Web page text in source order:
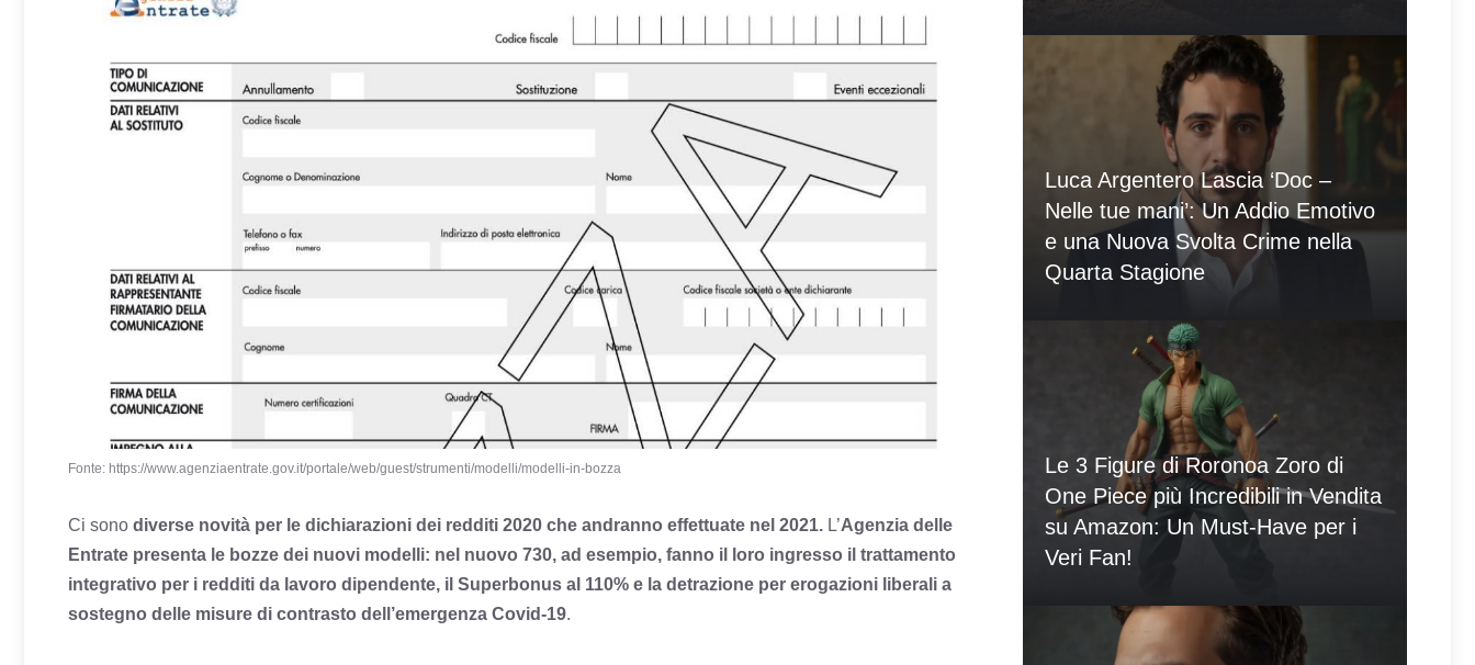
Fonte: https://www.agenziaentrate.gov.it/portale/web/guest/strumenti/modelli/modelli-in-bozza
Ci sono diverse novità per le dichiarazioni dei redditi 2020 che andranno effettuate nel 2021. L’Agenzia delle
Entrate presenta le bozze dei nuovi modelli: nel nuovo 730, ad esempio, fanno il loro ingresso il trattamento
integrativo per i redditi da lavoro dipendente, il Superbonus al 110% e la detrazione per erogazioni liberali a
sostegno delle misure di contrasto dell’emergenza Covid-19.
Luca Argentero Lascia ‘Doc –
Nelle tue mani’: Un Addio Emotivo
e una Nuova Svolta Crime nella
Quarta Stagione
Le 3 Figure di Roronoa Zoro di
One Piece più Incredibili in Vendita
su Amazon: Un Must-Have per i
Veri Fan!